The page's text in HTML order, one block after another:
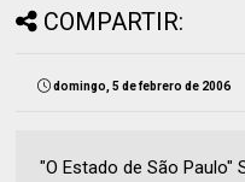
COMPARTIR:
domingo, 5 de febrero de 2006
"O Estado de São Paulo"